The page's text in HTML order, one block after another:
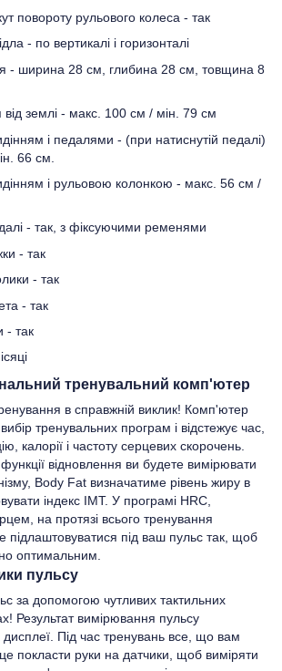
повороту рульового колеса - так
- по вертикалі і горизонталі
- ширина 28 см, глибина 28 см, товщина 8
від землі - макс. 100 см / мін. 79 см
і педалями - (при натиснутій педалі)
66 см.
і рульовою колонкою - макс. 56 см /
- так, з фіксуючими ременями
- так
- так
- так
- так
тренувальний комп'ютер
в справжній виклик! Комп'ютер
тренувальних програм і відстежує час,
калорії і частоту серцевих скорочень.
відновлення ви будете вимірювати
Body Fat визначатиме рівень жиру в
індекс ІМТ. У програмі HRC,
на протязі всього тренування
підлаштовуватися під ваш пульс так, щоб
оптимальним.
пульсу
за допомогою чутливих тактильних
Результат вимірювання пульсу
дисплеї. Під час тренувань все, що вам
покласти руки на датчики, щоб виміряти